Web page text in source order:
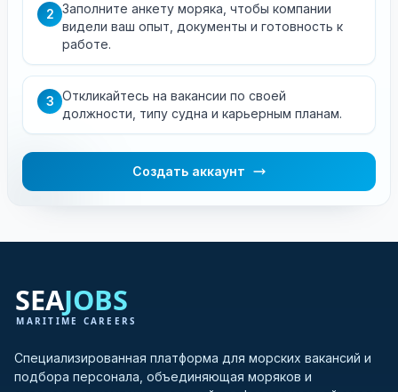
2 Заполните анкету моряка, чтобы компании
видели ваш опыт, документы и готовность к
работе.
3 Откликайтесь на вакансии по своей
должности, типу судна и карьерным планам.
Создать аккаунт
Специализированная платформа для морских вакансий и
подбора персонала, объединяющая моряков и